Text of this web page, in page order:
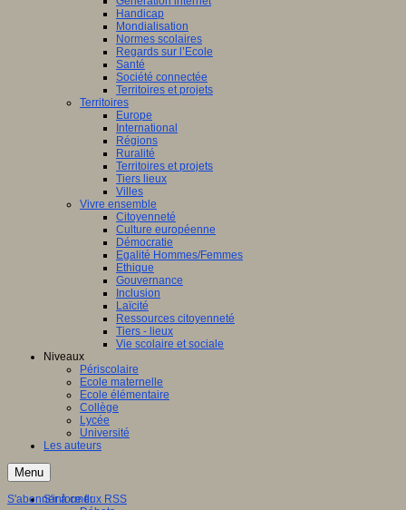
Handicap
Mondialisation
Normes scolaires
Regards sur l’Ecole
Santé
Société connectée
Territoires et projets
Territoires
Europe
International
Régions
Ruralité
Territoires et projets
Tiers lieux
Villes
Vivre ensemble
Citoyenneté
Culture européenne
Démocratie
Egalité Hommes/Femmes
Ethique
Gouvernance
Inclusion
Laïcité
Ressources citoyenneté
Tiers - lieux
Vie scolaire et sociale
Niveaux
Périscolaire
Ecole maternelle
Ecole élémentaire
Collège
Lycée
Université
Les auteurs
Menu
S'informer
S'abonner à ce flux RSS